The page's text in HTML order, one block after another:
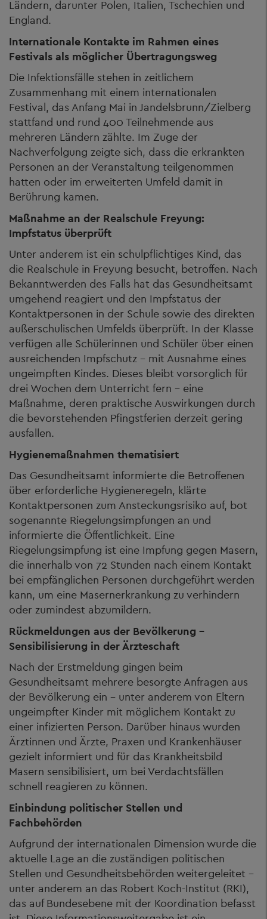
Ländern, darunter Polen, Italien, Tschechien und
England.
Internationale Kontakte im Rahmen eines
Festivals als möglicher Übertragungsweg
Die Infektionsfälle stehen in zeitlichem
Zusammenhang mit einem internationalen
Festival, das Anfang Mai in Jandelsbrunn/Zielberg
stattfand und rund 400 Teilnehmende aus
mehreren Ländern zählte. Im Zuge der
Nachverfolgung zeigte sich, dass die erkrankten
Personen an der Veranstaltung teilgenommen
hatten oder im erweiterten Umfeld damit in
Berührung kamen.
Maßnahme an der Realschule Freyung:
Impfstatus überprüft
Unter anderem ist ein schulpflichtiges Kind, das
die Realschule in Freyung besucht, betroffen. Nach
Bekanntwerden des Falls hat das Gesundheitsamt
umgehend reagiert und den Impfstatus der
Kontaktpersonen in der Schule sowie des direkten
außerschulischen Umfelds überprüft. In der Klasse
verfügen alle Schülerinnen und Schüler über einen
ausreichenden Impfschutz – mit Ausnahme eines
ungeimpften Kindes. Dieses bleibt vorsorglich für
drei Wochen dem Unterricht fern – eine
Maßnahme, deren praktische Auswirkungen durch
die bevorstehenden Pfingstferien derzeit gering
ausfallen.
Hygienemaßnahmen thematisiert
Das Gesundheitsamt informierte die Betroffenen
über erforderliche Hygieneregeln, klärte
Kontaktpersonen zum Ansteckungsrisiko auf, bot
sogenannte Riegelungsimpfungen an und
informierte die Öffentlichkeit. Eine
Riegelungsimpfung ist eine Impfung gegen Masern,
die innerhalb von 72 Stunden nach einem Kontakt
bei empfänglichen Personen durchgeführt werden
kann, um eine Masernerkrankung zu verhindern
oder zumindest abzumildern.
Rückmeldungen aus der Bevölkerung –
Sensibilisierung in der Ärzteschaft
Nach der Erstmeldung gingen beim
Gesundheitsamt mehrere besorgte Anfragen aus
der Bevölkerung ein – unter anderem von Eltern
ungeimpfter Kinder mit möglichem Kontakt zu
einer infizierten Person. Darüber hinaus wurden
Ärztinnen und Ärzte, Praxen und Krankenhäuser
gezielt informiert und für das Krankheitsbild
Masern sensibilisiert, um bei Verdachtsfällen
schnell reagieren zu können.
Einbindung politischer Stellen und
Fachbehörden
Aufgrund der internationalen Dimension wurde die
aktuelle Lage an die zuständigen politischen
Stellen und Gesundheitsbehörden weitergeleitet –
unter anderem an das Robert Koch-Institut (RKI),
das auf Bundesebene mit der Koordination befasst